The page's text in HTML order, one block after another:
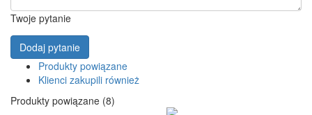
Twoje pytanie
Dodaj pytanie
Produkty powiązane
Klienci zakupili również
Produkty powiązane (8)